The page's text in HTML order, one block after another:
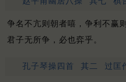
争名不亢则朝者嘻，争利不赢
君子无所争，必也弈乎。
孔子琴操四首 其二 过匡